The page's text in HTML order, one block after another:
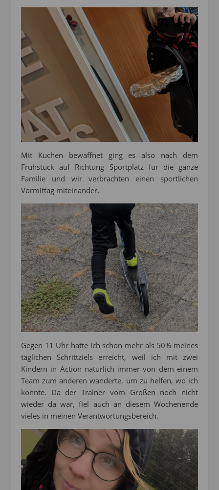
Mit Kuchen bewaffnet ging es also nach dem
Frühstück auf Richtung Sportplatz für die ganze
Familie und wir verbrachten einen sportlichen
Vormittag miteinander.
Gegen 11 Uhr hatte ich schon mehr als 50% meines
täglichen Schrittziels erreicht, weil ich mit zwei
Kindern in Action natürlich immer von dem einem
Team zum anderen wanderte, um zu helfen, wo ich
konnte. Da der Trainer vom Großen noch nicht
wieder da war, fiel auch an diesem Wochenende
vieles in meinen Verantwortungsbereich.